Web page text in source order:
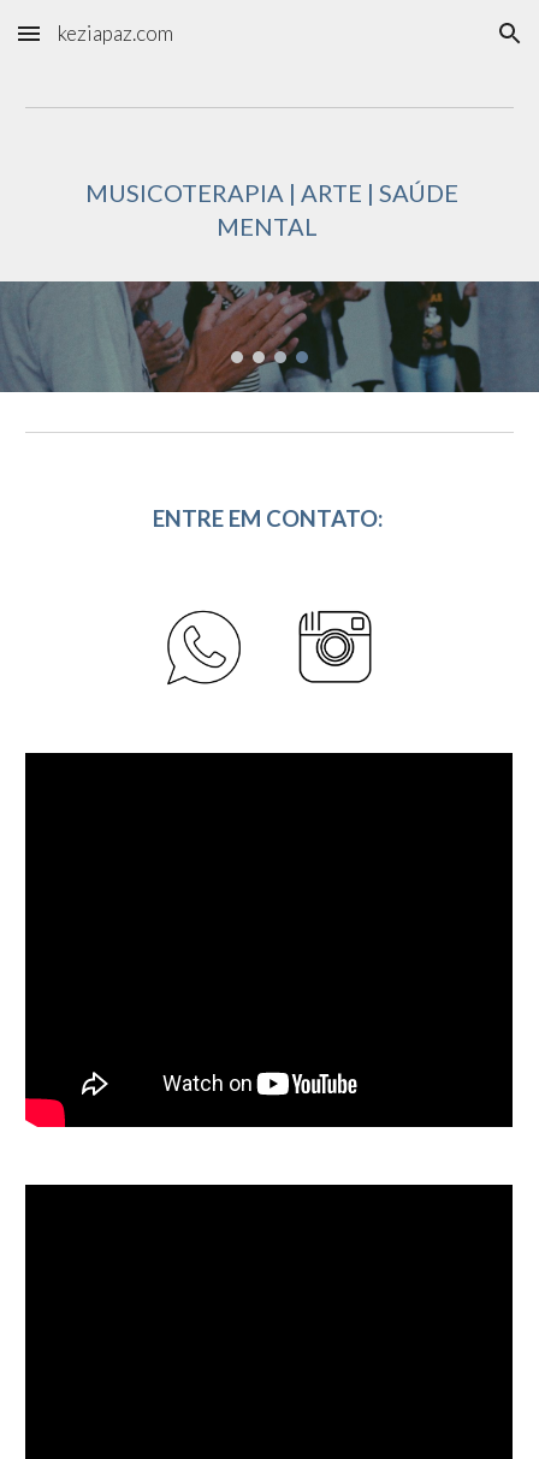
Skip to main content Skip to navigation
keziapaz.com
MUSICOTERAPIA | ARTE | SAÚDE
MENTAL
ENTRE EM CONTATO: